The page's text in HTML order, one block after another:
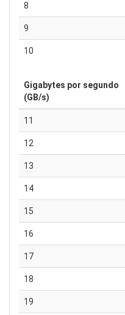
8
9
10
Gigabytes por segundo
(GB/s)
11
12
13
14
15
16
17
18
19